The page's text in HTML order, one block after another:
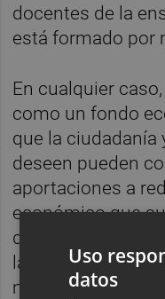
docentes de la
está formado por
En cualquier
como un fondo
que la ciudadanía
deseen pueden
aportaciones a
económico que
docentes en
laborales que no
mecanismo
Uso
datos